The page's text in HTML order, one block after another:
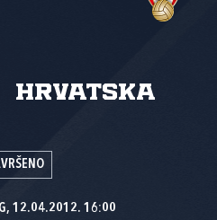
Hrvatska
12.04.2012. 16:00